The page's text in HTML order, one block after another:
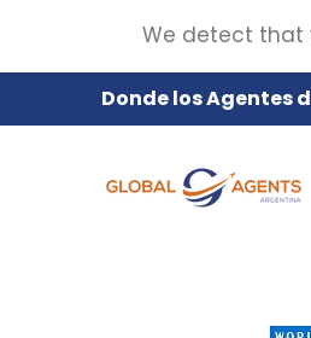
Donde los Agentes
We detect that